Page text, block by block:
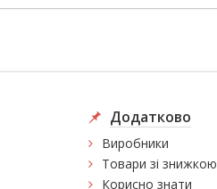
Додатково
Виробники
Товари зі знижкою
Корисно знати